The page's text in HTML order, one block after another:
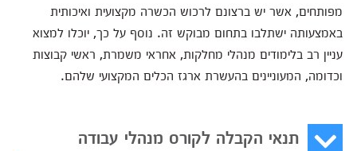
מפותחים, אשר יש ברצונם לרכוש הכשרה מקצועית ואיכותית
באמצעותה ישתלבו בתחום מבוקש זה. נוסף על כך, יוכלו למצוא
עניין רב בלימודים מנהלי מחלקות, אחראי משמרת, ראשי קבוצות
וכדומה, המעוניינים בהעשרת ארגז הכלים המקצועי שלהם.
תנאי הקבלה לקורס מנהלי עבודה